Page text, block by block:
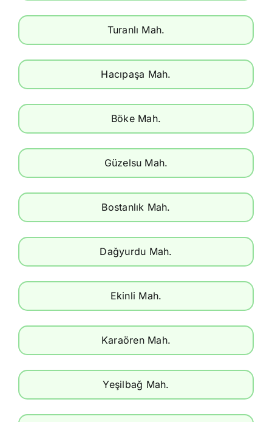
Turanlı Mah.
Hacıpaşa Mah.
Böke Mah.
Güzelsu Mah.
Bostanlık Mah.
Dağyurdu Mah.
Ekinli Mah.
Karaören Mah.
Yeşilbağ Mah.